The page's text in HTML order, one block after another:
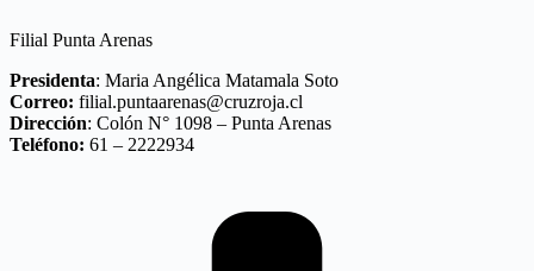
Filial Punta Arenas
Presidenta: Maria Angélica Matamala Soto
Correo: filial.puntaarenas@cruzroja.cl
Dirección: Colón N° 1098 – Punta Arenas
Teléfono: 61 – 2222934